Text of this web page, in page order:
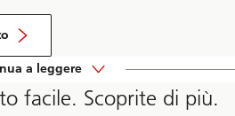
a leggere
facile. Scoprite di più.